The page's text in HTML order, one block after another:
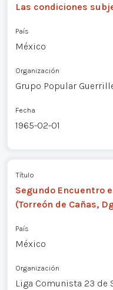
Las condiciones
País
México
Organización
Grupo Popular
Fecha
1965-02-01
Título
Segundo Encuentro
(Torreón de Cañas,
País
México
Organización
Liga Comunista 23 de